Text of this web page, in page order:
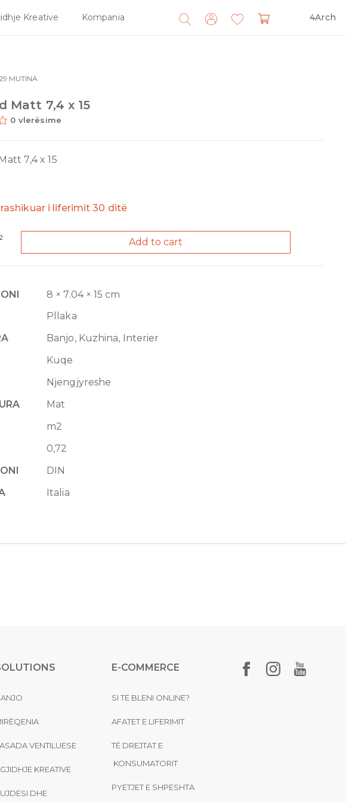
Kreative Kompania 4Arch
Search
for:
MUTINA
Matt 7,4 x 15
0 vlerësime
7,4 x 15
i liferimit 30 ditë
Add to cart
8 × 7.04 × 15 cm
Pllaka
Banjo, Kuzhina, Interier
Kuqe
Njengjyreshe
Mat
m2
0,72
DIN
Italia
VENTILUESE
KREATIVE
DHE
E-COMMERCE
SI TË BLENI ONLINE?
AFATET E LIFERIMIT
TË DREJTAT E
KONSUMATORIT
PYETJET E SHPESHTA